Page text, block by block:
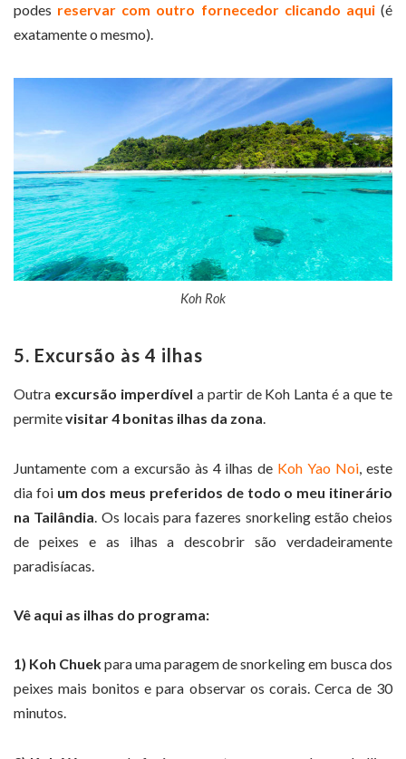
podes reservar com outro fornecedor clicando aqui(é
exatamente o mesmo).
Koh Rok
5. Excursão às 4 ilhas
Outra excursão imperdível a partir de Koh Lanta é a que te
permitevisitar 4 bonitas ilhas da zona.
Juntamente com a excursão às 4 ilhas de Koh Yao Noi , este
dia foi um dos meus preferidos de todo o meu itinerário
na Tailândia . Os locais para fazeres snorkeling estão cheios
de peixes e as ilhas a descobrir são verdadeiramente
paradisíacas.
Vê aqui as ilhas do programa:
1) Koh Chuekpara uma paragem de snorkeling em busca dos
peixes mais bonitos e para observar os corais. Cerca de 30
minutos.